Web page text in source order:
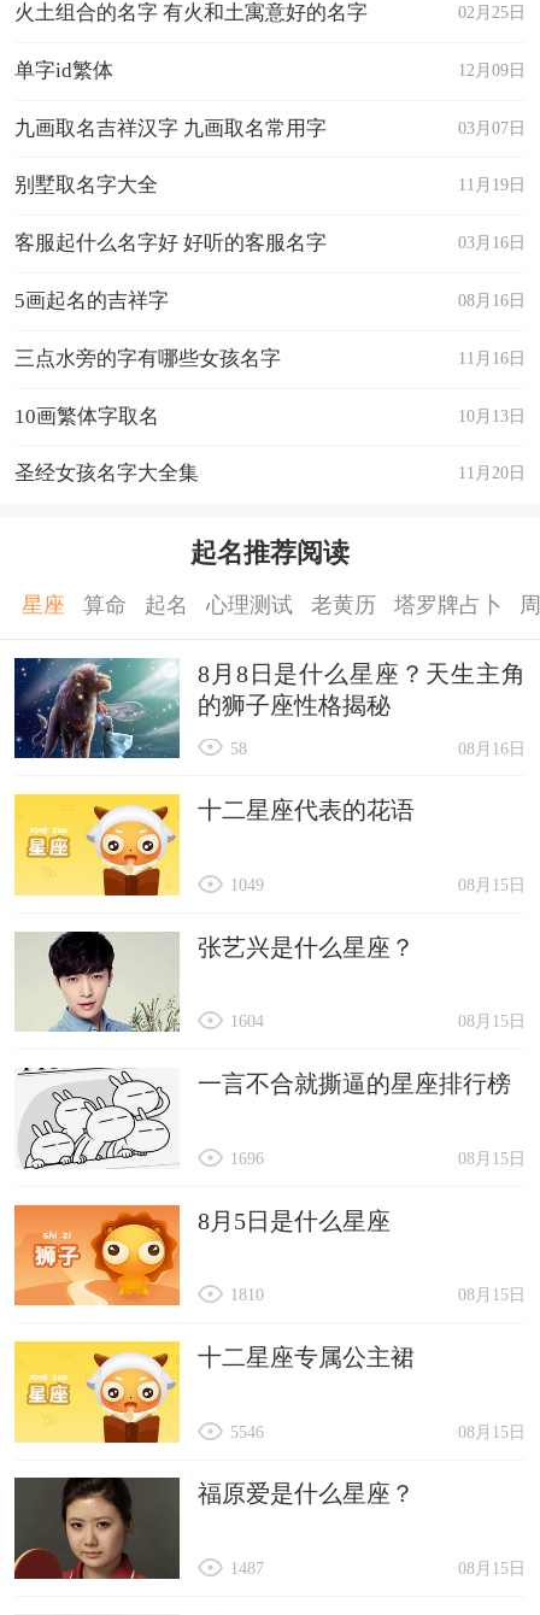
02月25日
火土组合的名字 有火和土寓意好的名字
12月09日
单字id繁体
03月07日
九画取名吉祥汉字 九画取名常用字
11月19日
别墅取名字大全
03月16日
客服起什么名字好 好听的客服名字
08月16日
5画起名的吉祥字
11月16日
三点水旁的字有哪些女孩名字
10月13日
10画繁体字取名
11月20日
圣经女孩名字大全集
起名推荐阅读
星座 算命 起名 心理测试 老黄历 塔罗牌占卜
8月8日是什么星座？天生主角
的狮子座性格揭秘
08月16日
58
十二星座代表的花语
08月15日
1049
张艺兴是什么星座？
08月15日
1604
一言不合就撕逼的星座排行榜
08月15日
1696
8月5日是什么星座
08月15日
1810
十二星座专属公主裙
08月15日
5546
福原爱是什么星座？
08月15日
1487